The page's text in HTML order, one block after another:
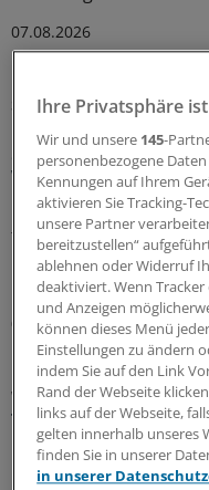
07.08.2026
Sparpaket sorgt für
Spargesetzes:
Woche geben
Ein Passus des
für Unruhe unter
Praxisbesonderheiten
nicht? Kassenärzte
06.08.2026
WIdO-Qualitätsmonitor
Tumoroperationen:
beschleunigen die
Krebsversorgung
Ihre Privatsphäre
Wir und unsere 145-
personenbezogene
Kennungen auf Ihrem
aktivieren Sie Tracking-
unsere Partner
bereitzustellen“
ablehnen oder Widerruf
deaktiviert. Wenn
und Anzeigen
können dieses Menü
Einstellungen zu ändern
indem Sie auf den Link
Rand der Webseite
links auf der Webseite,
gelten innerhalb unseres
finden Sie in unserer
in unserer